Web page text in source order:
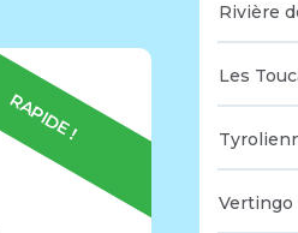
RAPIDE !
Rivière
Les
Vertingo